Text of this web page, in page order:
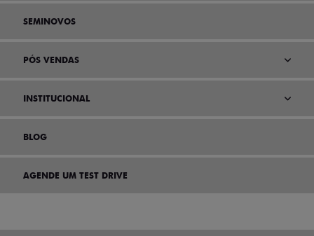
SEMINOVOS
PÓS VENDAS
INSTITUCIONAL
BLOG
AGENDE UM TEST DRIVE